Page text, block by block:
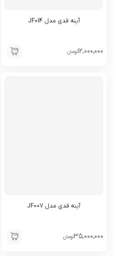
آینه قدی مدل JF014
۱۲,۰۰۰,۰۰۰تومان
آینه قدی مدل JF007
۳۵,۰۰۰,۰۰۰تومان